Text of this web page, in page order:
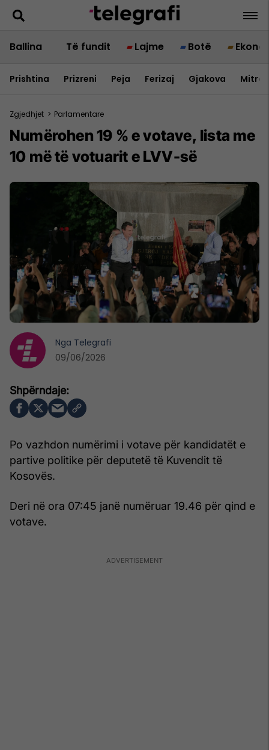
Ballina Të fundit Lajme Botë
Prishtina Prizreni Peja Ferizaj Gjakova
Zgjedhjet > Parlamentare
Numërohen 19 % e votave, lista me
10 më të votuarit e LVV-së
Po vazhdon numërimi i votave për kandidatët e
partive politike për deputetë të Kuvendit të
Kosovës.
Deri në ora 07:45 janë numëruar 19.46 për qind e
votave.
Nga Telegrafi
09/06/2026